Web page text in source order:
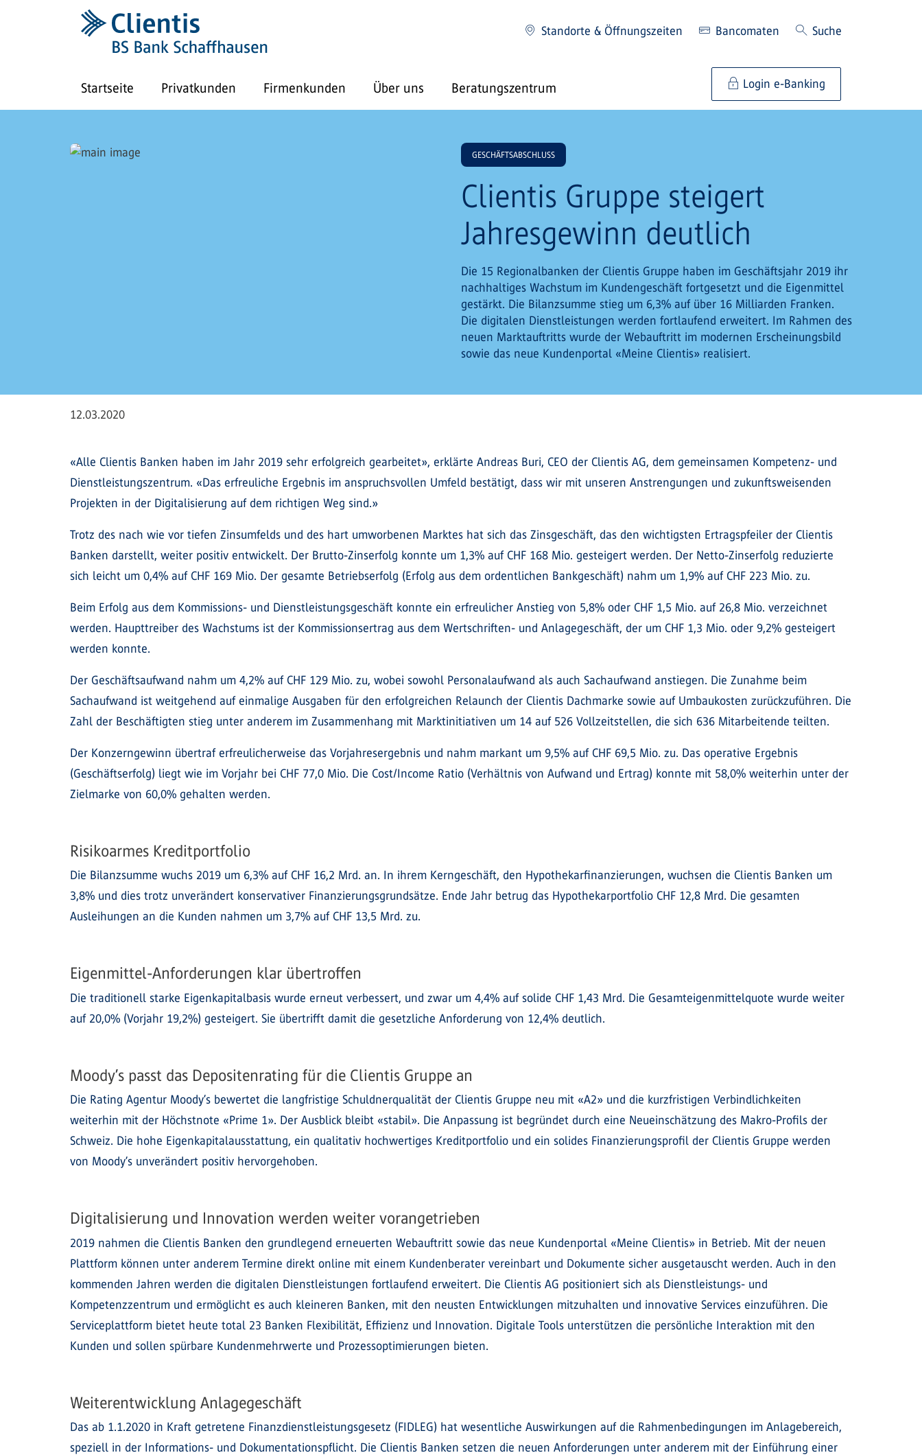
Standorte & Öffnungszeiten Bancomaten Suche
Startseite Privatkunden Firmenkunden Über uns Beratungszentrum Login e-Banking
GESCHÄFTSABSCHLUSS
Clientis Gruppe steigert
Jahresgewinn deutlich
Die 15 Regionalbanken der Clientis Gruppe haben im Geschäftsjahr 2019 ihr
nachhaltiges Wachstum im Kundengeschäft fortgesetzt und die Eigenmittel
gestärkt. Die Bilanzsumme stieg um 6,3% auf über 16 Milliarden Franken.
Die digitalen Dienstleistungen werden fortlaufend erweitert. Im Rahmen des
neuen Marktauftritts wurde der Webauftritt im modernen Erscheinungsbild
sowie das neue Kundenportal «Meine Clientis» realisiert.
12.03.2020
«Alle Clientis Banken haben im Jahr 2019 sehr erfolgreich gearbeitet», erklärte Andreas Buri, CEO der Clientis AG, dem gemeinsamen Kompetenz- und
Dienstleistungszentrum. «Das erfreuliche Ergebnis im anspruchsvollen Umfeld bestätigt, dass wir mit unseren Anstrengungen und zukunftsweisenden
Projekten in der Digitalisierung auf dem richtigen Weg sind.»
Trotz des nach wie vor tiefen Zinsumfelds und des hart umworbenen Marktes hat sich das Zinsgeschäft, das den wichtigsten Ertragspfeiler der Clientis
Banken darstellt, weiter positiv entwickelt. Der Brutto-Zinserfolg konnte um 1,3% auf CHF 168 Mio. gesteigert werden. Der Netto-Zinserfolg reduzierte
sich leicht um 0,4% auf CHF 169 Mio. Der gesamte Betriebserfolg (Erfolg aus dem ordentlichen Bankgeschäft) nahm um 1,9% auf CHF 223 Mio. zu.
Beim Erfolg aus dem Kommissions- und Dienstleistungsgeschäft konnte ein erfreulicher Anstieg von 5,8% oder CHF 1,5 Mio. auf 26,8 Mio. verzeichnet
werden. Haupttreiber des Wachstums ist der Kommissionsertrag aus dem Wertschriften- und Anlagegeschäft, der um CHF 1,3 Mio. oder 9,2% gesteigert
werden konnte.
Der Geschäftsaufwand nahm um 4,2% auf CHF 129 Mio. zu, wobei sowohl Personalaufwand als auch Sachaufwand anstiegen. Die Zunahme beim
Sachaufwand ist weitgehend auf einmalige Ausgaben für den erfolgreichen Relaunch der Clientis Dachmarke sowie auf Umbaukosten zurückzuführen. Die
Zahl der Beschäftigten stieg unter anderem im Zusammenhang mit Marktinitiativen um 14 auf 526 Vollzeitstellen, die sich 636 Mitarbeitende teilten.
Der Konzerngewinn übertraf erfreulicherweise das Vorjahresergebnis und nahm markant um 9,5% auf CHF 69,5 Mio. zu. Das operative Ergebnis
(Geschäftserfolg) liegt wie im Vorjahr bei CHF 77,0 Mio. Die Cost/Income Ratio (Verhältnis von Aufwand und Ertrag) konnte mit 58,0% weiterhin unter der
Zielmarke von 60,0% gehalten werden.
Risikoarmes Kreditportfolio
Die Bilanzsumme wuchs 2019 um 6,3% auf CHF 16,2 Mrd. an. In ihrem Kerngeschäft, den Hypothekarfinanzierungen, wuchsen die Clientis Banken um
3,8% und dies trotz unverändert konservativer Finanzierungsgrundsätze. Ende Jahr betrug das Hypothekarportfolio CHF 12,8 Mrd. Die gesamten
Ausleihungen an die Kunden nahmen um 3,7% auf CHF 13,5 Mrd. zu.
Eigenmittel-Anforderungen klar übertroffen
Die traditionell starke Eigenkapitalbasis wurde erneut verbessert, und zwar um 4,4% auf solide CHF 1,43 Mrd. Die Gesamteigenmittelquote wurde weiter
auf 20,0% (Vorjahr 19,2%) gesteigert. Sie übertrifft damit die gesetzliche Anforderung von 12,4% deutlich.
Moody’s passt das Depositenrating für die Clientis Gruppe an
Die Rating Agentur Moody’s bewertet die langfristige Schuldnerqualität der Clientis Gruppe neu mit «A2» und die kurzfristigen Verbindlichkeiten
weiterhin mit der Höchstnote «Prime 1». Der Ausblick bleibt «stabil». Die Anpassung ist begründet durch eine Neueinschätzung des Makro-Profils der
Schweiz. Die hohe Eigenkapitalausstattung, ein qualitativ hochwertiges Kreditportfolio und ein solides Finanzierungsprofil der Clientis Gruppe werden
von Moody’s unverändert positiv hervorgehoben.
Digitalisierung und Innovation werden weiter vorangetrieben
2019 nahmen die Clientis Banken den grundlegend erneuerten Webauftritt sowie das neue Kundenportal «Meine Clientis» in Betrieb. Mit der neuen
Plattform können unter anderem Termine direkt online mit einem Kundenberater vereinbart und Dokumente sicher ausgetauscht werden. Auch in den
kommenden Jahren werden die digitalen Dienstleistungen fortlaufend erweitert. Die Clientis AG positioniert sich als Dienstleistungs- und
Kompetenzzentrum und ermöglicht es auch kleineren Banken, mit den neusten Entwicklungen mitzuhalten und innovative Services einzuführen. Die
Serviceplattform bietet heute total 23 Banken Flexibilität, Effizienz und Innovation. Digitale Tools unterstützen die persönliche Interaktion mit den
Kunden und sollen spürbare Kundenmehrwerte und Prozessoptimierungen bieten.
Weiterentwicklung Anlagegeschäft
Das ab 1.1.2020 in Kraft getretene Finanzdienstleistungsgesetz (FIDLEG) hat wesentliche Auswirkungen auf die Rahmenbedingungen im Anlagebereich,
speziell in der Informations- und Dokumentationspflicht. Die Clientis Banken setzen die neuen Anforderungen unter anderem mit der Einführung einer